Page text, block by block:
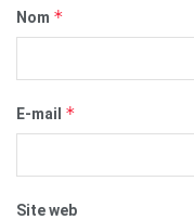
Nom *
E-mail *
Site web